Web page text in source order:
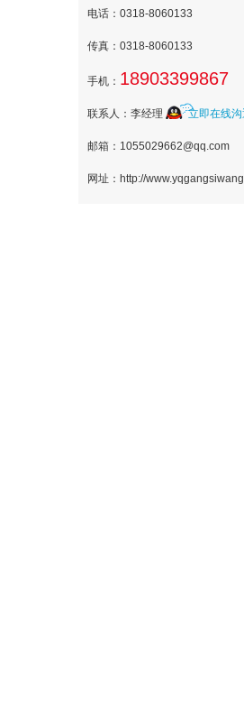
电话：0318-8060133
传真：0318-8060133
手机： 18903399867
联系人：李经理 立即在线沟
邮箱：1055029662@qq.com
网址：http://